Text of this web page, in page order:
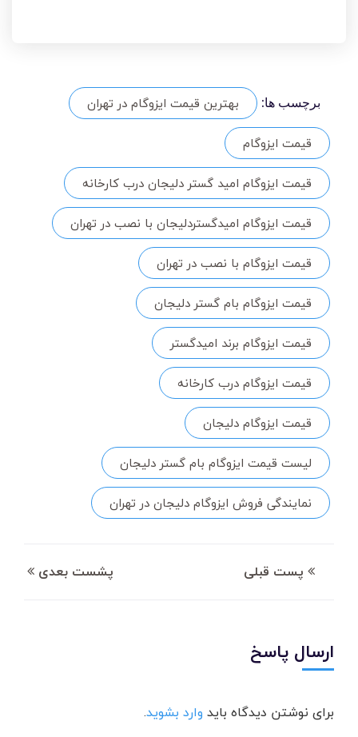
برچسب ها:
بهترین قیمت ایزوگام در تهران
قیمت ایزوگام
قیمت ایزوگام امید گستر دلیجان درب کارخانه
قیمت ایزوگام امیدگستردلیجان با نصب در تهران
قیمت ایزوگام با نصب در تهران
قیمت ایزوگام بام گستر دلیجان
قیمت ایزوگام برند امیدگستر
قیمت ایزوگام درب کارخانه
قیمت ایزوگام دلیجان
لیست قیمت ایزوگام بام گستر دلیجان
نمایندگی فروش ایزوگام دلیجان در تهران
پست قبلی پشست بعدی
ارسال پاسخ
برای نوشتن دیدگاه باید وارد بشوید.